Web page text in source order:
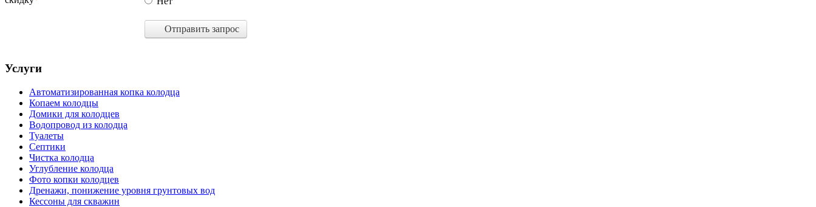
Отправить запрос
Услуги
Автоматизированная копка колодца
Копаем колодцы
Домики для колодцев
Водопровод из колодца
Туалеты
Септики
Чистка колодца
Углубление колодца
Фото копки колодцев
Дренажи, понижение уровня грунтовых вод
Кессоны для скважин